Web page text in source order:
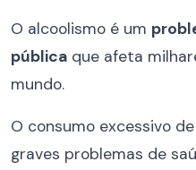
O alcoolismo é um
pública que afeta
mundo.
O consumo excessivo
graves problemas de